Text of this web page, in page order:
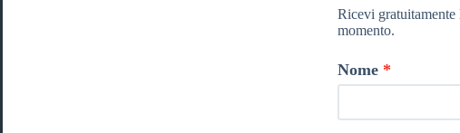
Ricevi gratuitamente
momento.
Nome